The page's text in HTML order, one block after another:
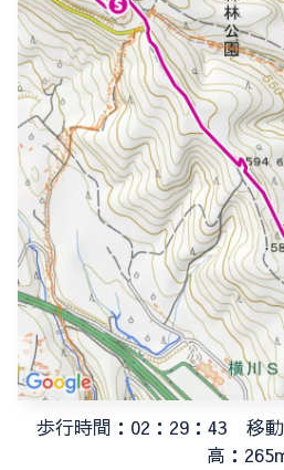
歩行時間：02：29：43 移
高：